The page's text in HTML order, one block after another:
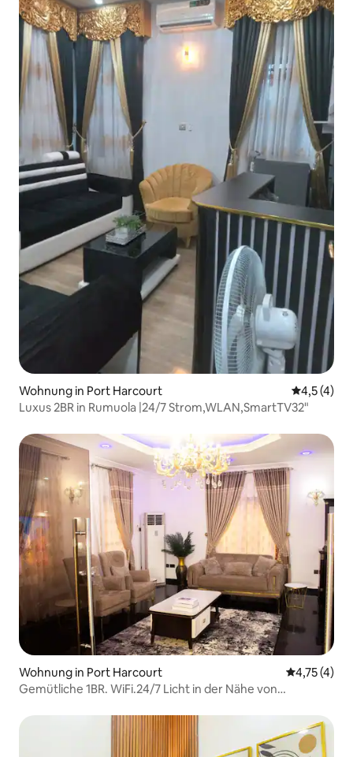
Wohnung in Port Harcourt
4,5 (4)
Luxus 2BR in Rumuola |24/7 Strom,WLAN,SmartTV32"
Wohnung in Port Harcourt
4,75 (4)
Gemütliche 1BR. WiFi.24/7 Licht in der Nähe von